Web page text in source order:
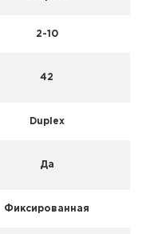
2-10
42
Duplex
Да
Фиксированная